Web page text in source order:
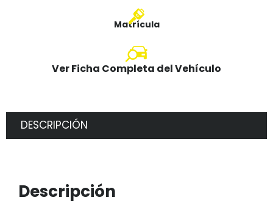
Matrícula
Ver Ficha Completa del Vehículo
DESCRIPCIÓN
Descripción